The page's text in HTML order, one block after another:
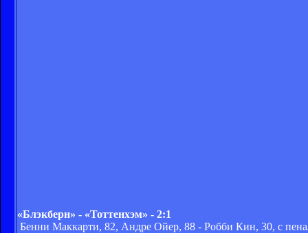
«Блэкберн» - «Тоттенхэм» - 2:1
Бенни Маккарти, 82, Андре Ойер, 88 - Робби Кин, 30, с